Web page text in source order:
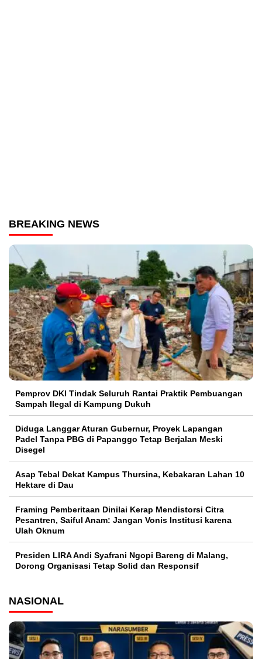
BREAKING NEWS
Pemprov DKI Tindak Seluruh Rantai Praktik Pembuangan
Sampah Ilegal di Kampung Dukuh
Diduga Langgar Aturan Gubernur, Proyek Lapangan
Padel Tanpa PBG di Papanggo Tetap Berjalan Meski
Disegel
Asap Tebal Dekat Kampus Thursina, Kebakaran Lahan 10
Hektare di Dau
Framing Pemberitaan Dinilai Kerap Mendistorsi Citra
Pesantren, Saiful Anam: Jangan Vonis Institusi karena
Ulah Oknum
Presiden LIRA Andi Syafrani Ngopi Bareng di Malang,
Dorong Organisasi Tetap Solid dan Responsif
NASIONAL